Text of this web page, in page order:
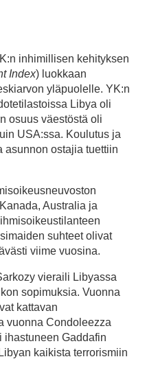
inhimillisen kehityksen
Index) luokkaan
yläpuolelle. YK:n
Libya oli
osuus väestöstä oli
USA:ssa. Koulutus ja
asunnon ostajia tuettiin
Australia ja
suhteet olivat
viime vuosina.
vieraili Libyassa
sopimuksia. Vuonna
kattavan
vuonna Condoleezza
ihastuneen Gaddafin
kaikista terrorismiin